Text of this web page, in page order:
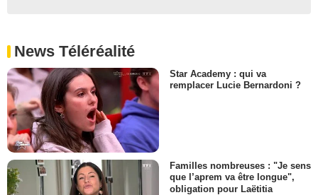
News Téléréalité
Star Academy : qui va
remplacer Lucie Bernardoni ?
Familles nombreuses : "Je sens
que l’aprem va être longue",
obligation pour Laëtitia